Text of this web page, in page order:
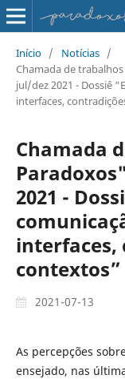
Início / Notícias /
Chamada de
jul/dez 2021 - Dossiê
interfaces,
Chamada
2021 -
interfaces,
contextos”
2021-07-13
As percepções
ensejado, nas